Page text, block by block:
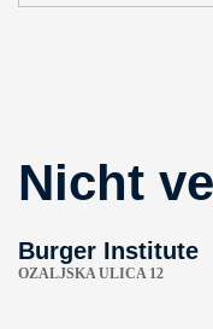
Nicht
Burger Institute
OZALJSKA ULICA 12